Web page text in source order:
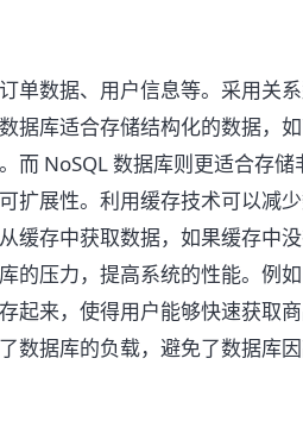
单数据、用户信息等。采用关
据库适合存储结构化的数据，
而 NoSQL 数据库则更适合存
扩展性。利用缓存技术可以减
存中获取数据，如果缓存中没
的压力，提高系统的性能。例
起来，使得用户能够快速获取
数据库的负载，避免了数据库